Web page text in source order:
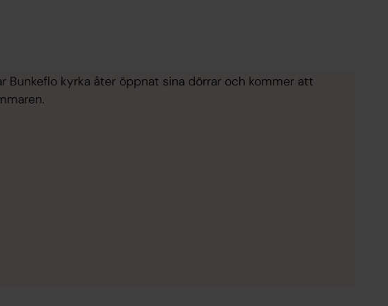
Bunkeflo kyrka åter öppnat sina dörrar och kommer att